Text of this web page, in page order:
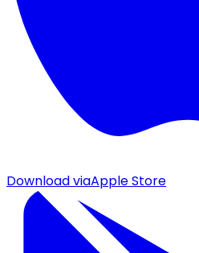
Download viaApple Store